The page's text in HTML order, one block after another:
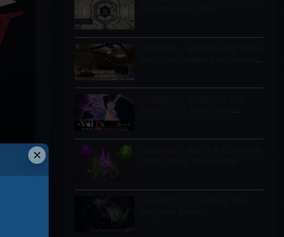
Reception Interior Environment
×